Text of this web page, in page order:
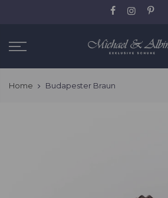
Home Budapester Braun